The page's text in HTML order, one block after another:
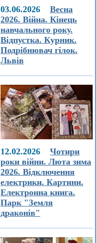
03.06.2026 Весна
2026. Війна. Кінець
навчального року.
Відпустка. Курник.
Подрібнювач гілок.
Львів
12.02.2026 Чотири
роки війни. Люта зима
2026. Відключення
електрики. Картини.
Електронна книга.
Парк "Земля
драконів"